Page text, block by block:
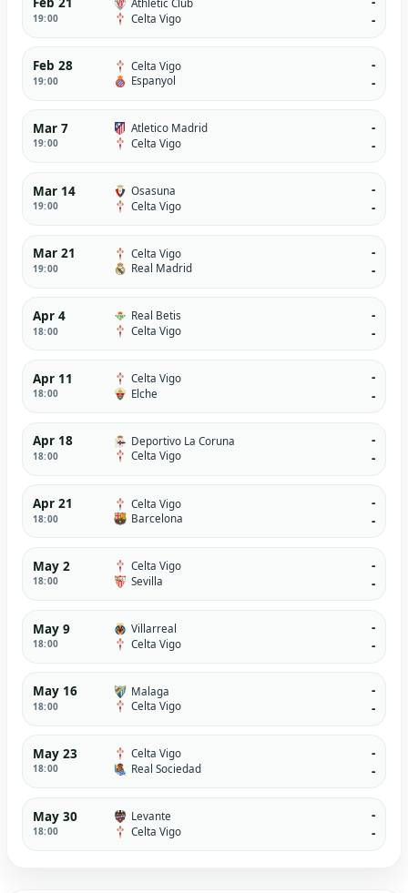
19:00
Athletic Club
Celta Vigo
-
Feb 28
19:00
Celta Vigo
Espanyol
-
-
Mar 7
19:00
Atletico Madrid
Celta Vigo
-
-
Mar 14
19:00
Osasuna
Celta Vigo
-
-
Mar 21
19:00
Celta Vigo
Real Madrid
-
-
Apr 4
18:00
Real Betis
Celta Vigo
-
-
Apr 11
18:00
Celta Vigo
Elche
-
-
Apr 18
18:00
Deportivo La Coruna
Celta Vigo
-
-
Apr 21
18:00
Celta Vigo
Barcelona
-
-
May 2
18:00
Celta Vigo
Sevilla
-
-
May 9
18:00
Villarreal
Celta Vigo
-
-
May 16
18:00
Malaga
Celta Vigo
-
-
May 23
18:00
Celta Vigo
Real Sociedad
-
-
May 30
18:00
Levante
Celta Vigo
-
-